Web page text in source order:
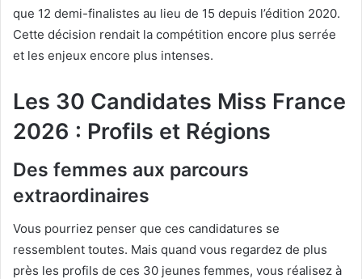
que 12 demi-finalistes au lieu de 15 depuis l’édition 2020.
Cette décision rendait la compétition encore plus serrée
et les enjeux encore plus intenses.
Les 30 Candidates Miss France
2026 : Profils et Régions
Des femmes aux parcours
extraordinaires
Vous pourriez penser que ces candidatures se
ressemblent toutes. Mais quand vous regardez de plus
près les profils de ces 30 jeunes femmes, vous réalisez à